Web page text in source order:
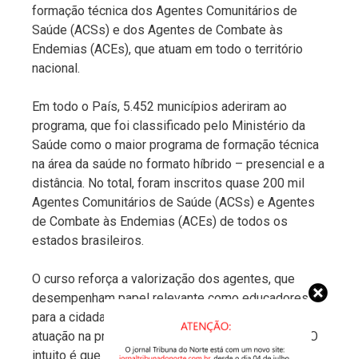
formação técnica dos Agentes Comunitários de
Saúde (ACSs) e dos Agentes de Combate às
Endemias (ACEs), que atuam em todo o território
nacional.
Em todo o País, 5.452 municípios aderiram ao
programa, que foi classificado pelo Ministério da
Saúde como o maior programa de formação técnica
na área da saúde no formato híbrido – presencial e a
distância. No total, foram inscritos quase 200 mil
Agentes Comunitários de Saúde (ACSs) e Agentes
de Combate às Endemias (ACEs) de todos os
estados brasileiros.
O curso reforça a valorização dos agentes, que
desempenham papel relevante como educadores
para a cidadania na Saúde, por meio de maior
atuação na prevenção e no cuidado das pessoas. O
intuito é que esses profissionais tenham um olhar